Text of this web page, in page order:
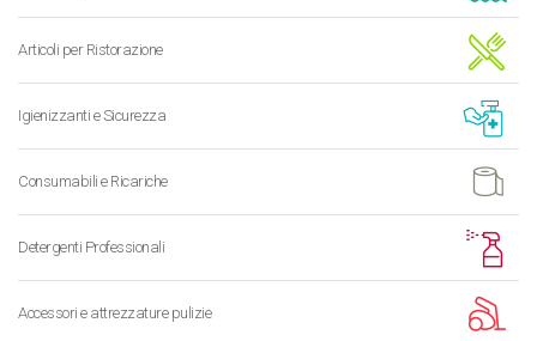
Articoli per Ristorazione
Igienizzanti e Sicurezza
Consumabili e Ricariche
Detergenti Professionali
Accessori e attrezzature pulizie